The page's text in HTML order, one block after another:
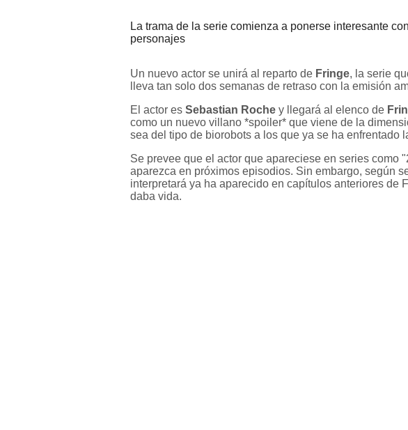
La trama de la serie comienza a ponerse interesante
personajes
Un nuevo actor se unirá al reparto de Fringe, la serie
lleva tan solo dos semanas de retraso con la emisión
El actor es Sebastian Roche y llegará al elenco de
como un nuevo villano *spoiler* que viene de la
sea del tipo de biorobots a los que ya se ha enfrentado
Se prevee que el actor que apareciese en series como
aparezca en próximos episodios. Sin embargo, según
interpretará ya ha aparecido en capítulos anteriores de
daba vida.